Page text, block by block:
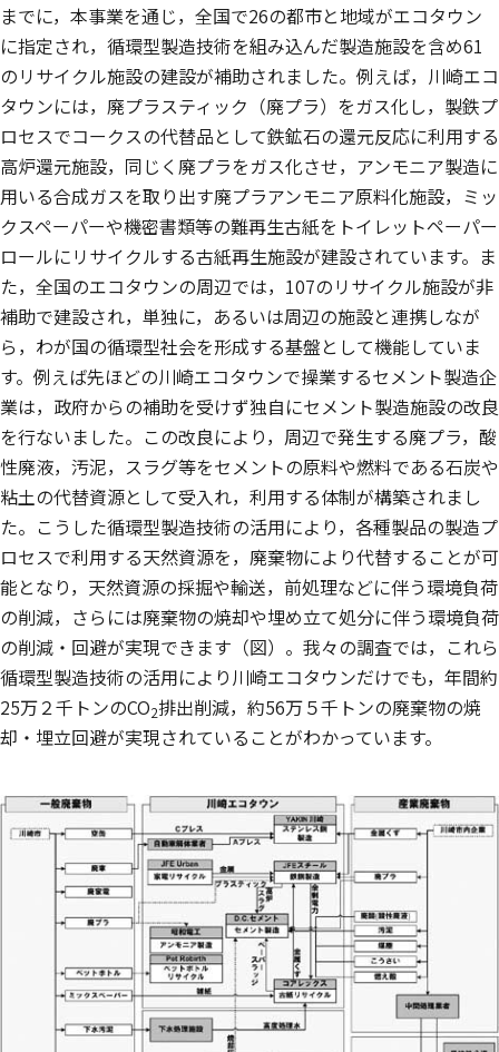
までに，本事業を通じ，全国で26の都市と地域がエコタウン
に指定され，循環型製造技術を組み込んだ製造施設を含め61
のリサイクル施設の建設が補助されました。例えば，川崎エコ
タウンには，廃プラスティック（廃プラ）をガス化し，製鉄プ
ロセスでコークスの代替品として鉄鉱石の還元反応に利用する
高炉還元施設，同じく廃プラをガス化させ，アンモニア製造に
用いる合成ガスを取り出す廃プラアンモニア原料化施設，ミッ
クスペーパーや機密書類等の難再生古紙をトイレットペーパー
ロールにリサイクルする古紙再生施設が建設されています。ま
た，全国のエコタウンの周辺では，107のリサイクル施設が非
補助で建設され，単独に，あるいは周辺の施設と連携しなが
ら，わが国の循環型社会を形成する基盤として機能していま
す。例えば先ほどの川崎エコタウンで操業するセメント製造企
業は，政府からの補助を受けず独自にセメント製造施設の改良
を行ないました。この改良により，周辺で発生する廃プラ，酸
性廃液，汚泥，スラグ等をセメントの原料や燃料である石炭や
粘土の代替資源として受入れ，利用する体制が構築されまし
た。こうした循環型製造技術の活用により，各種製品の製造プ
ロセスで利用する天然資源を，廃棄物により代替することが可
能となり，天然資源の採掘や輸送，前処理などに伴う環境負荷
の削減，さらには廃棄物の焼却や埋め立て処分に伴う環境負荷
の削減・回避が実現できます（図）。我々の調査では，これら
循環型製造技術の活用により川崎エコタウンだけでも，年間約
25万２千トンのCO2排出削減，約56万５千トンの廃棄物の焼
却・埋立回避が実現されていることがわかっています。